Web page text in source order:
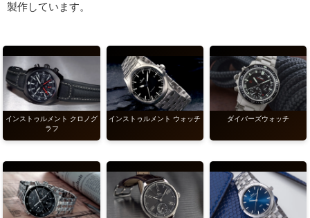
製作しています。
インストゥルメント クロノグ
ラフ
インストゥルメント ウォッチ ダイバーズウォッチ